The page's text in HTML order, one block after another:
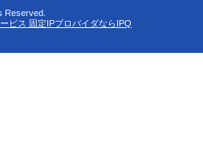
Reserved.
ビス 固定IPプロバイダならIPQ